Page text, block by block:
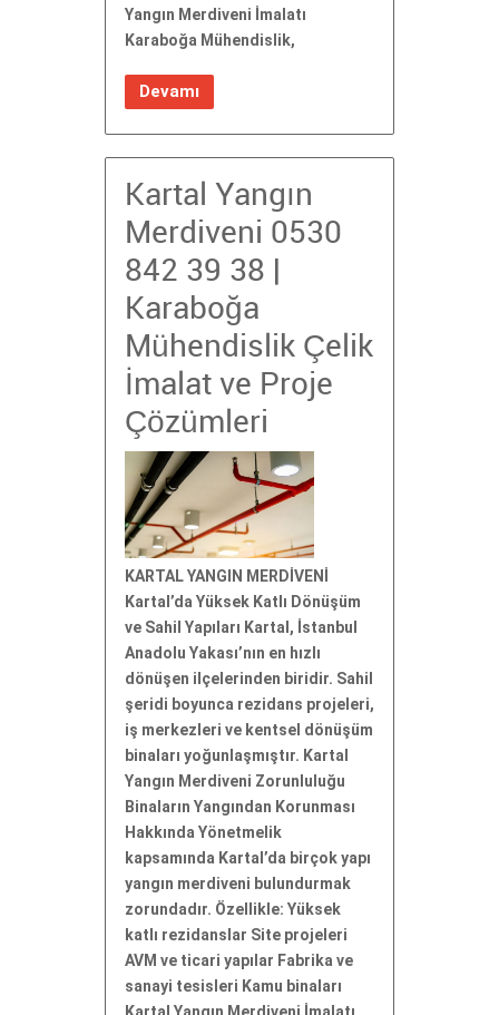
Yangın Merdiveni İmalatı
Karaboğa Mühendislik,
Devamı
Kartal Yangın
Merdiveni 0530
842 39 38 |
Karaboğa
Mühendislik Çelik
İmalat ve Proje
Çözümleri
KARTAL YANGIN MERDİVENİ
Kartal’da Yüksek Katlı Dönüşüm
ve Sahil Yapıları Kartal, İstanbul
Anadolu Yakası’nın en hızlı
dönüşen ilçelerinden biridir. Sahil
şeridi boyunca rezidans projeleri,
iş merkezleri ve kentsel dönüşüm
binaları yoğunlaşmıştır. Kartal
Yangın Merdiveni Zorunluluğu
Binaların Yangından Korunması
Hakkında Yönetmelik
kapsamında Kartal’da birçok yapı
yangın merdiveni bulundurmak
zorundadır. Özellikle: Yüksek
katlı rezidanslar Site projeleri
AVM ve ticari yapılar Fabrika ve
sanayi tesisleri Kamu binaları